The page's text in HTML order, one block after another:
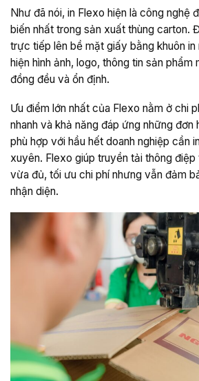
Như đã nói, in Flexo hiện là công nghệ
biến nhất trong sản xuất thùng carton.
trực tiếp lên bề mặt giấy bằng khuôn
hiện hình ảnh, logo, thông tin sản phẩm
đồng đều và ổn định.
Ưu điểm lớn nhất của Flexo nằm ở chi
nhanh và khả năng đáp ứng những đơn
phù hợp với hầu hết doanh nghiệp cần
xuyên. Flexo giúp truyền tải thông
vừa đủ, tối ưu chi phí nhưng vẫn đảm
nhận diện.